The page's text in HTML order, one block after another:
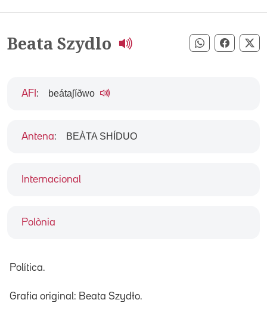
Beata Szydlo Compartir
Internacional
Polònia
AFI : beátaʃíðwo
Antena: BEÀTA SHÍDUO
Política.
Grafia original: Beata Szydło.